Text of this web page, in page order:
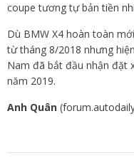
coupe tương tự bản tiền
Dù BMW X4 hoàn toàn
từ tháng 8/2018 nhưng
Nam đã bắt đầu nhận đặt
năm 2019.
Anh Quân